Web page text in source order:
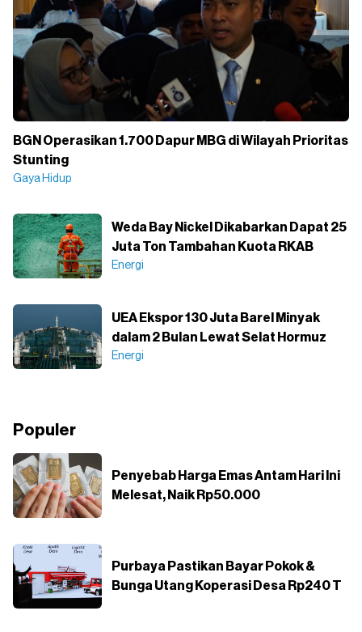
BGN Operasikan 1.700 Dapur MBG di Wilayah Prioritas
Stunting
Gaya Hidup
Weda Bay Nickel Dikabarkan Dapat 25
Juta Ton Tambahan Kuota RKAB
Energi
UEA Ekspor 130 Juta Barel Minyak
dalam 2 Bulan Lewat Selat Hormuz
Energi
Populer
Penyebab Harga Emas Antam Hari Ini
Melesat, Naik Rp50.000
Purbaya Pastikan Bayar Pokok &
Bunga Utang Koperasi Desa Rp240 T